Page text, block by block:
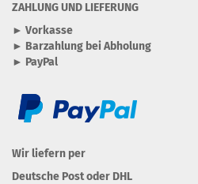
ZAHLUNG UND LIEFERUNG
► Vorkasse
► Barzahlung bei Abholung
► PayPal
Wir liefern per
Deutsche Post oder DHL